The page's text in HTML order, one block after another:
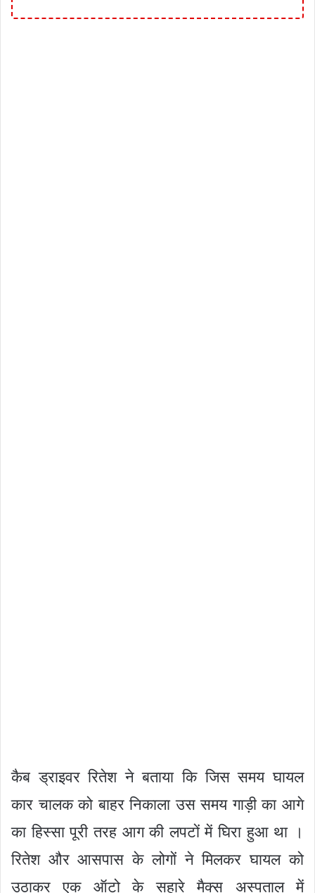
कैब ड्राइवर रितेश ने बताया कि जिस समय घायल
कार चालक को बाहर निकाला उस समय गाड़ी का आगे
का हिस्सा पूरी तरह आग की लपटों में घिरा हुआ था ।
रितेश और आसपास के लोगों ने मिलकर घायल को
उठाकर एक ऑटो के सहारे मैक्स अस्पताल में